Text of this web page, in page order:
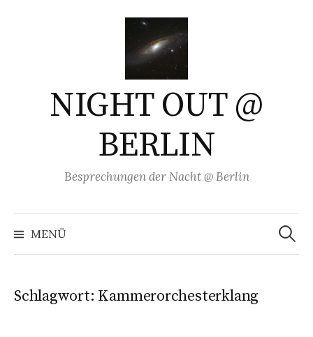
NIGHT OUT @
BERLIN
Besprechungen der Nacht @ Berlin
MENÜ
Suchen
nach:
Schlagwort: Kammerorchesterklang